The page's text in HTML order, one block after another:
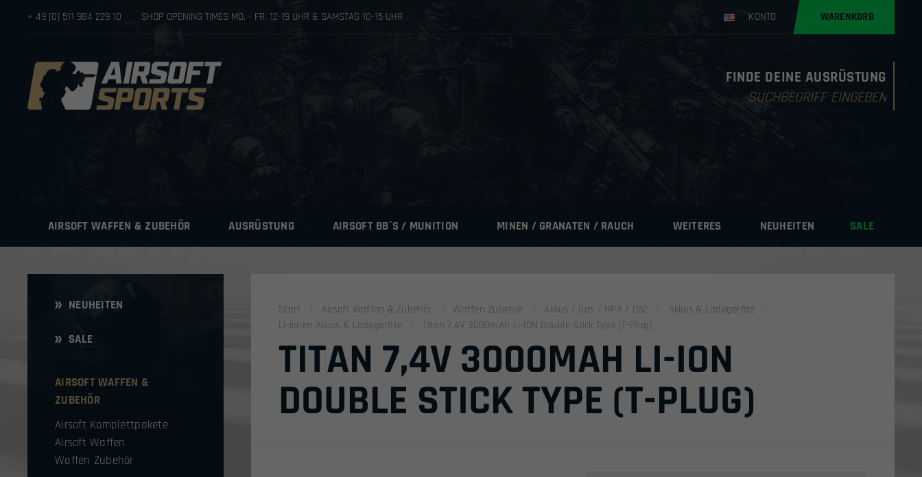
+ 49 [0] 511 984 229 10 SHOP OPENING TIMES MO. - FR. 12-19 UHR & SAMSTAG 10-15 UHR KONTO WARENKORB
FINDE DEINE AUSRÜSTUNG
Products
AIRSOFT WAFFEN & ZUBEHÖR AUSRÜSTUNG AIRSOFT BB´S / MUNITION MINEN / GRANATEN / RAUCH WEITERES NEUHEITEN SALE
NEUHEITEN
SALE
AIRSOFT WAFFEN &
ZUBEHÖR
Airsoft Komplettpakete
Airsoft Waffen
Waffen Zubehör
Start Airsoft Waffen & Zubehör Waffen Zubehör Akkus / Gas / HPA / Co2
Akkus & Ladegeräte
Li-Ionen Akkus & Ladegeräte
Titan 7,4V 3000mAh Li-ION Double Stick Type (T-Plug)
TITAN 7,4V 3000MAH LI-ION
DOUBLE STICK TYPE (T-PLUG)